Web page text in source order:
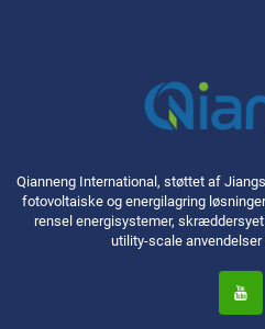
Qianneng International, støttet af
fotovoltaiske og energilagring
rensel energisystemer,
utility-scale anvendelser